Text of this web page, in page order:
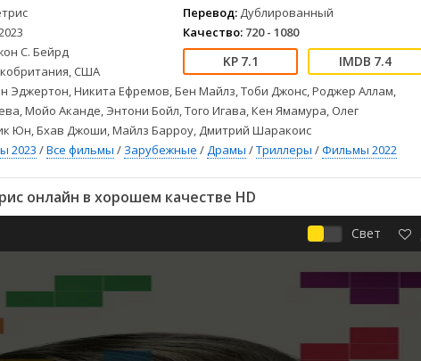
Фильмы из соцетей
С. Бейрд
США
Перевод: Дублированный
Качество: 720 - 1080
7.1 7.4
Эджертон, Никита Ефремов, Бен Майлз, Тоби Джонс, Роджер Аллам,
Мойо Аканде, Энтони Бойл, Того Игава, Кен Ямамура, Олег
Юн, Бхав Джоши, Майлз Барроу, Дмитрий Шаракоис
2023 /Все фильмы / Зарубежные /Драмы /Триллеры /Фильмы 2022
онлайн в хорошем качестве HD
Свет